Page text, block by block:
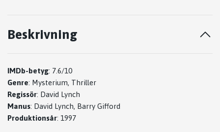
Beskrivning
IMDb-betyg: 7.6/10
Genre: Mysterium, Thriller
Regissör: David Lynch
Manus: David Lynch, Barry Gifford
Produktionsår: 1997